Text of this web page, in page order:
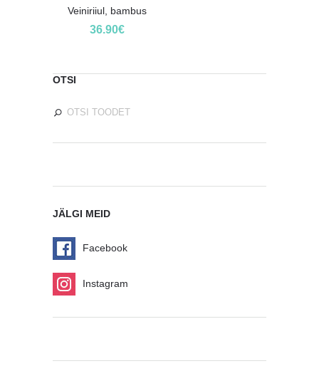
Veiniriiul, bambus
36.90€
OTSI
JÄLGI MEID
Facebook
Instagram